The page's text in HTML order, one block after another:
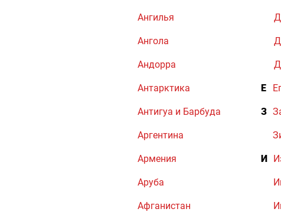
Ангилья
Ангола
Андорра
Антарктика
Антигуа и Барбуда
Аргентина
Армения
Аруба
Афганистан
Е
З
И